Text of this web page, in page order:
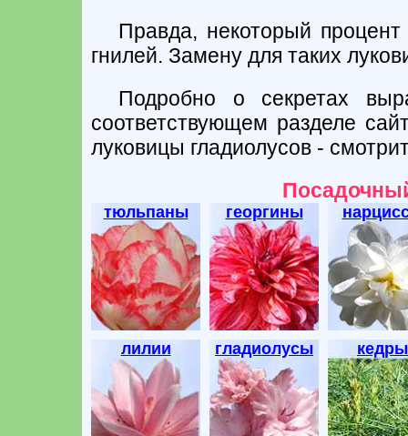
Правда, некоторый
гнилей. Замену для таких
Подробно о секретах
соответствующем разделе
луковицы гладиолусов -
тюльпаны георгины
лилии гладиолусы кедры